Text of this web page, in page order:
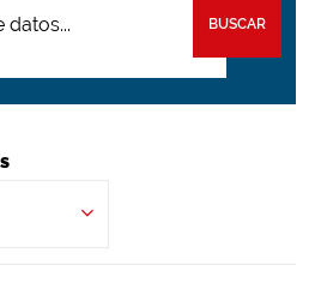
BUSCAR